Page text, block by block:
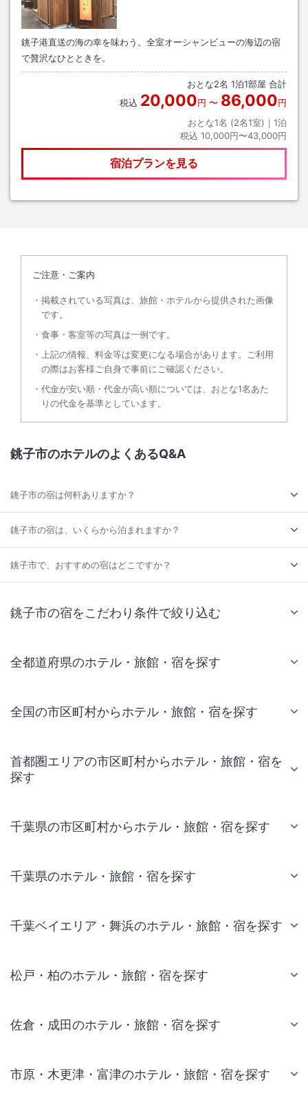
銚子港直送の海の幸を味わう。全室オーシャンビューの海辺の宿
で贅沢なひとときを。
おとな2名 1泊1部屋 合計
税込 20,000円 〜 86,000円
おとな1名 (2名1室)｜ 1泊
税込 10,000円〜43,000円
宿泊プランを見る
ご注意・ご案内
掲載されている写真は、旅館・ホテルから提供された画像
です。
食事・客室等の写真は一例です。
上記の情報、料金等は変更になる場合があります。ご利用
の際はお客様ご自身で事前にご確認ください。
代金が安い順・代金が高い順については、おとな1名あた
りの代金を基準としています。
銚子市のホテルのよくあるQ&A
銚子市の宿は何軒ありますか？
銚子市の宿は、いくらから泊まれますか？
銚子市で、おすすめの宿はどこですか？
銚子市の宿をこだわり条件で絞り込む
全都道府県のホテル・旅館・宿を探す
全国の市区町村からホテル・旅館・宿を探す
首都圏エリアの市区町村からホテル・旅館・宿を
探す
千葉県の市区町村からホテル・旅館・宿を探す
千葉県のホテル・旅館・宿を探す
千葉ベイエリア・舞浜のホテル・旅館・宿を探す
松戸・柏のホテル・旅館・宿を探す
佐倉・成田のホテル・旅館・宿を探す
市原・木更津・富津のホテル・旅館・宿を探す